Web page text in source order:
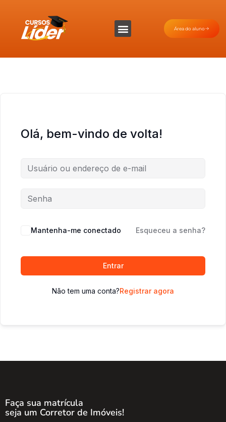
Área do aluno
Olá, bem-vindo de volta!
Mantenha-me conectado Esqueceu a senha?
Entrar
Não tem uma conta?Registrar agora
Faça sua matrícula
seja um Corretor de Imóveis!